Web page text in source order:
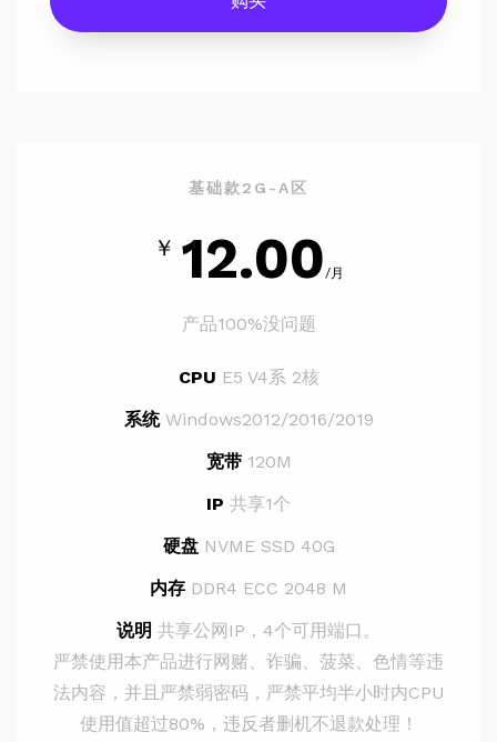
基础款2G-A区
￥ 12.00/月
产品100%没问题
CPU E5 V4系 2核
系统Windows2012/2016/2019
宽带120M
IP 共享1个
硬盘NVME SSD 40G
内存 DDR4 ECC 2048 M
说明 共享公网IP，4个可用端口。
严禁使用本产品进行网赌、诈骗、菠菜、色情等违
法内容，并且严禁弱密码，严禁平均半小时内CPU
使用值超过80%，违反者删机不退款处理！